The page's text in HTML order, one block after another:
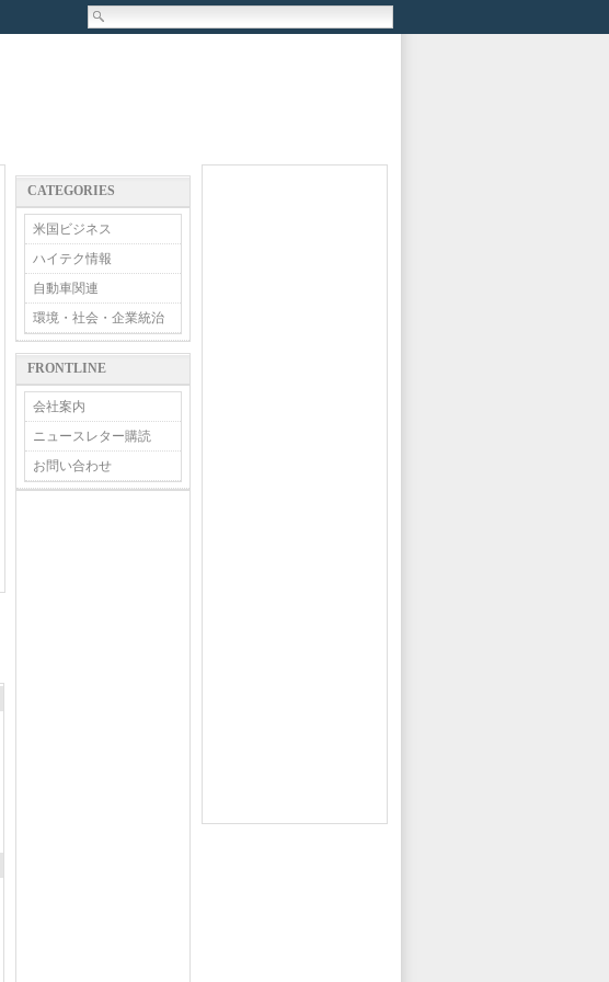
CATEGORIES
米国ビジネス
ハイテク情報
自動車関連
環境・社会・企業統治
FRONTLINE
会社案内
ニュースレター購読
お問い合わせ